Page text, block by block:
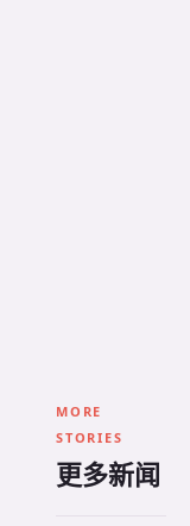
MORE
STORIES
更多新闻